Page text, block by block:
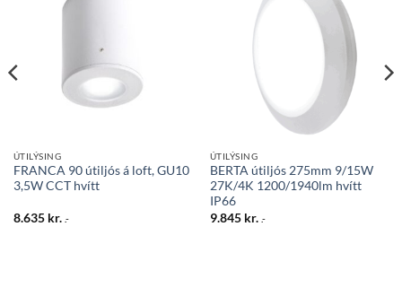
ÚTILÝSING
FRANCA 90 útiljós á loft, GU10
3,5W CCT hvítt
8.635 kr. .-
við á
óskalista
ÚTILÝSING
BERTA útiljós 275mm 9/15W
27K/4K 1200/1940lm hvítt
IP66
9.845 kr. .-